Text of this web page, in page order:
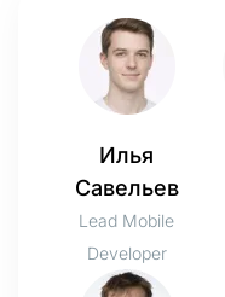
Илья
Савельев
Lead Mobile
Developer